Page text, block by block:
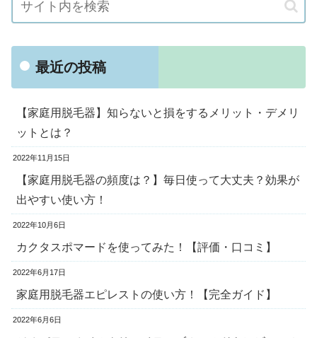
最近の投稿
【家庭用脱毛器】知らないと損をするメリット・デメリ
ットとは？
2022年11月15日
【家庭用脱毛器の頻度は？】毎日使って大丈夫？効果が
出やすい使い方！
2022年10月6日
カクタスポマードを使ってみた！【評価・口コミ】
2022年6月17日
家庭用脱毛器エピレストの使い方！【完全ガイド】
2022年6月6日